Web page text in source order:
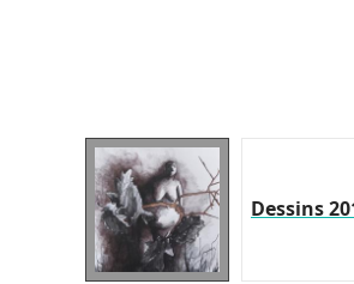
Dessins